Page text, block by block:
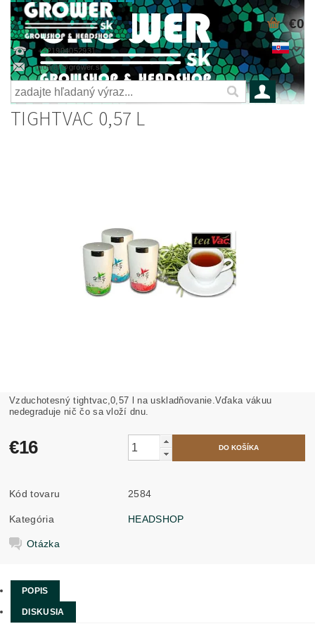
+421904052931
grower@grower.sk
€0
TIGHTVAC 0,57 L
Vzduchotesný tightvac,0,57 l na uskladňovanie.Vďaka vákuu
nedegraduje nič čo sa vloží dnu.
€16
Kód tovaru 2584
Kategória HEADSHOP
Otázka
POPIS
DISKUSIA